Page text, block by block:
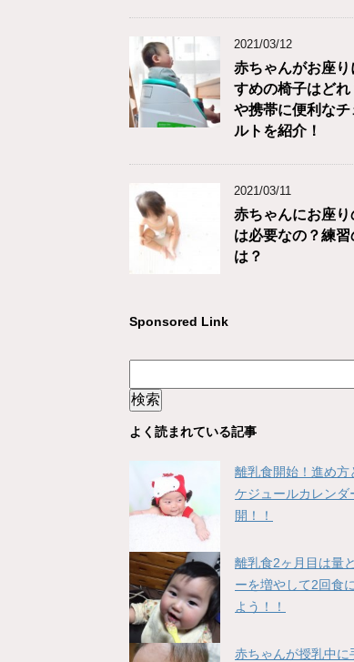
2021/03/12
赤ちゃんがお座り
すめの椅子はどれ
や携帯に便利なチ
ルトを紹介！
2021/03/11
赤ちゃんにお座り
は必要なの？練習
は？
Sponsored Link
よく読まれている記事
離乳食開始！進め方
ケジュールカレンダ
開！！
離乳食2ヶ月目は量
ーを増やして2回食
よう！！
赤ちゃんが授乳中に